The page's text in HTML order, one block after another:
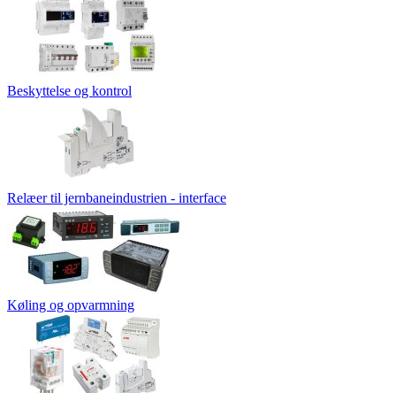
Beskyttelse og kontrol
Relæer til jernbaneindustrien - interface
Køling og opvarmning